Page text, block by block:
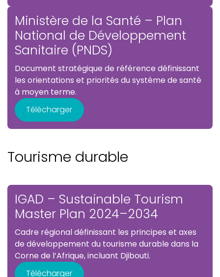
Ministère de la Santé – Plan
National de Développement
Sanitaire (PNDS)
Document stratégique de référence définissant
les orientations et priorités du système de santé
à moyen terme.
Télécharger
Tourisme durable
IGAD – Sustainable Tourism
Master Plan 2024–2034
Cadre régional définissant les principes et axes
de développement du tourisme durable dans la
Corne de l’Afrique, incluant Djibouti.
Télécharger